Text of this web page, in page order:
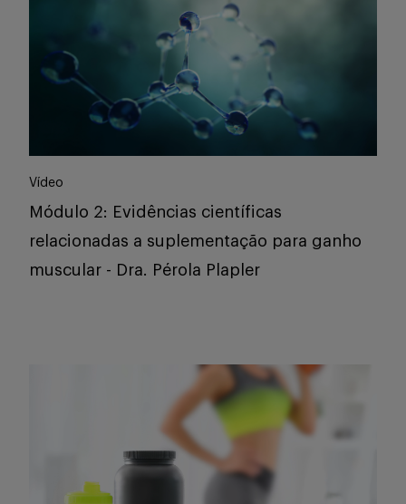
Vídeo
Módulo 2: Evidências científicas
relacionadas a suplementação para ganho
muscular - Dra. Pérola Plapler